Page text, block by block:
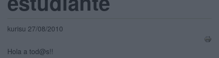
kurisu 27/08/2010
Hola a tod@s!!